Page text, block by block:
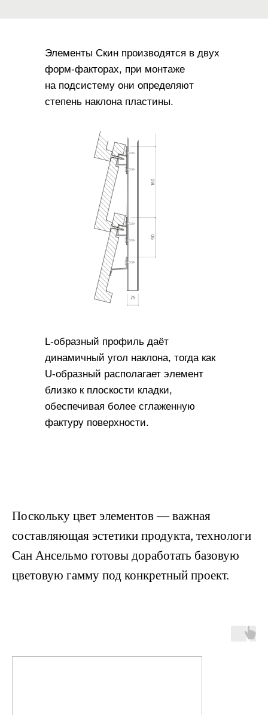
Элементы Скин производятся в двух
форм-факторах, при монтаже
на подсистему они определяют
степень наклона пластины.
L-образный профиль даёт
динамичный угол наклона, тогда как
U-образный располагает элемент
близко к плоскости кладки,
обеспечивая более сглаженную
фактуру поверхности.
Поскольку цвет элементов — важная
составляющая эстетики продукта, технологи
Сан Ансельмо готовы доработать базовую
цветовую гамму под конкретный проект.